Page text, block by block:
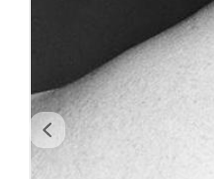
Previous image